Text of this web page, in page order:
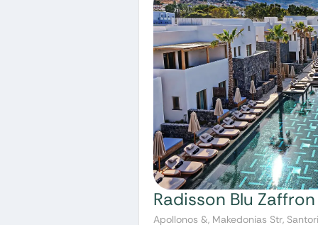
Apollonos &, Makedonias Str,